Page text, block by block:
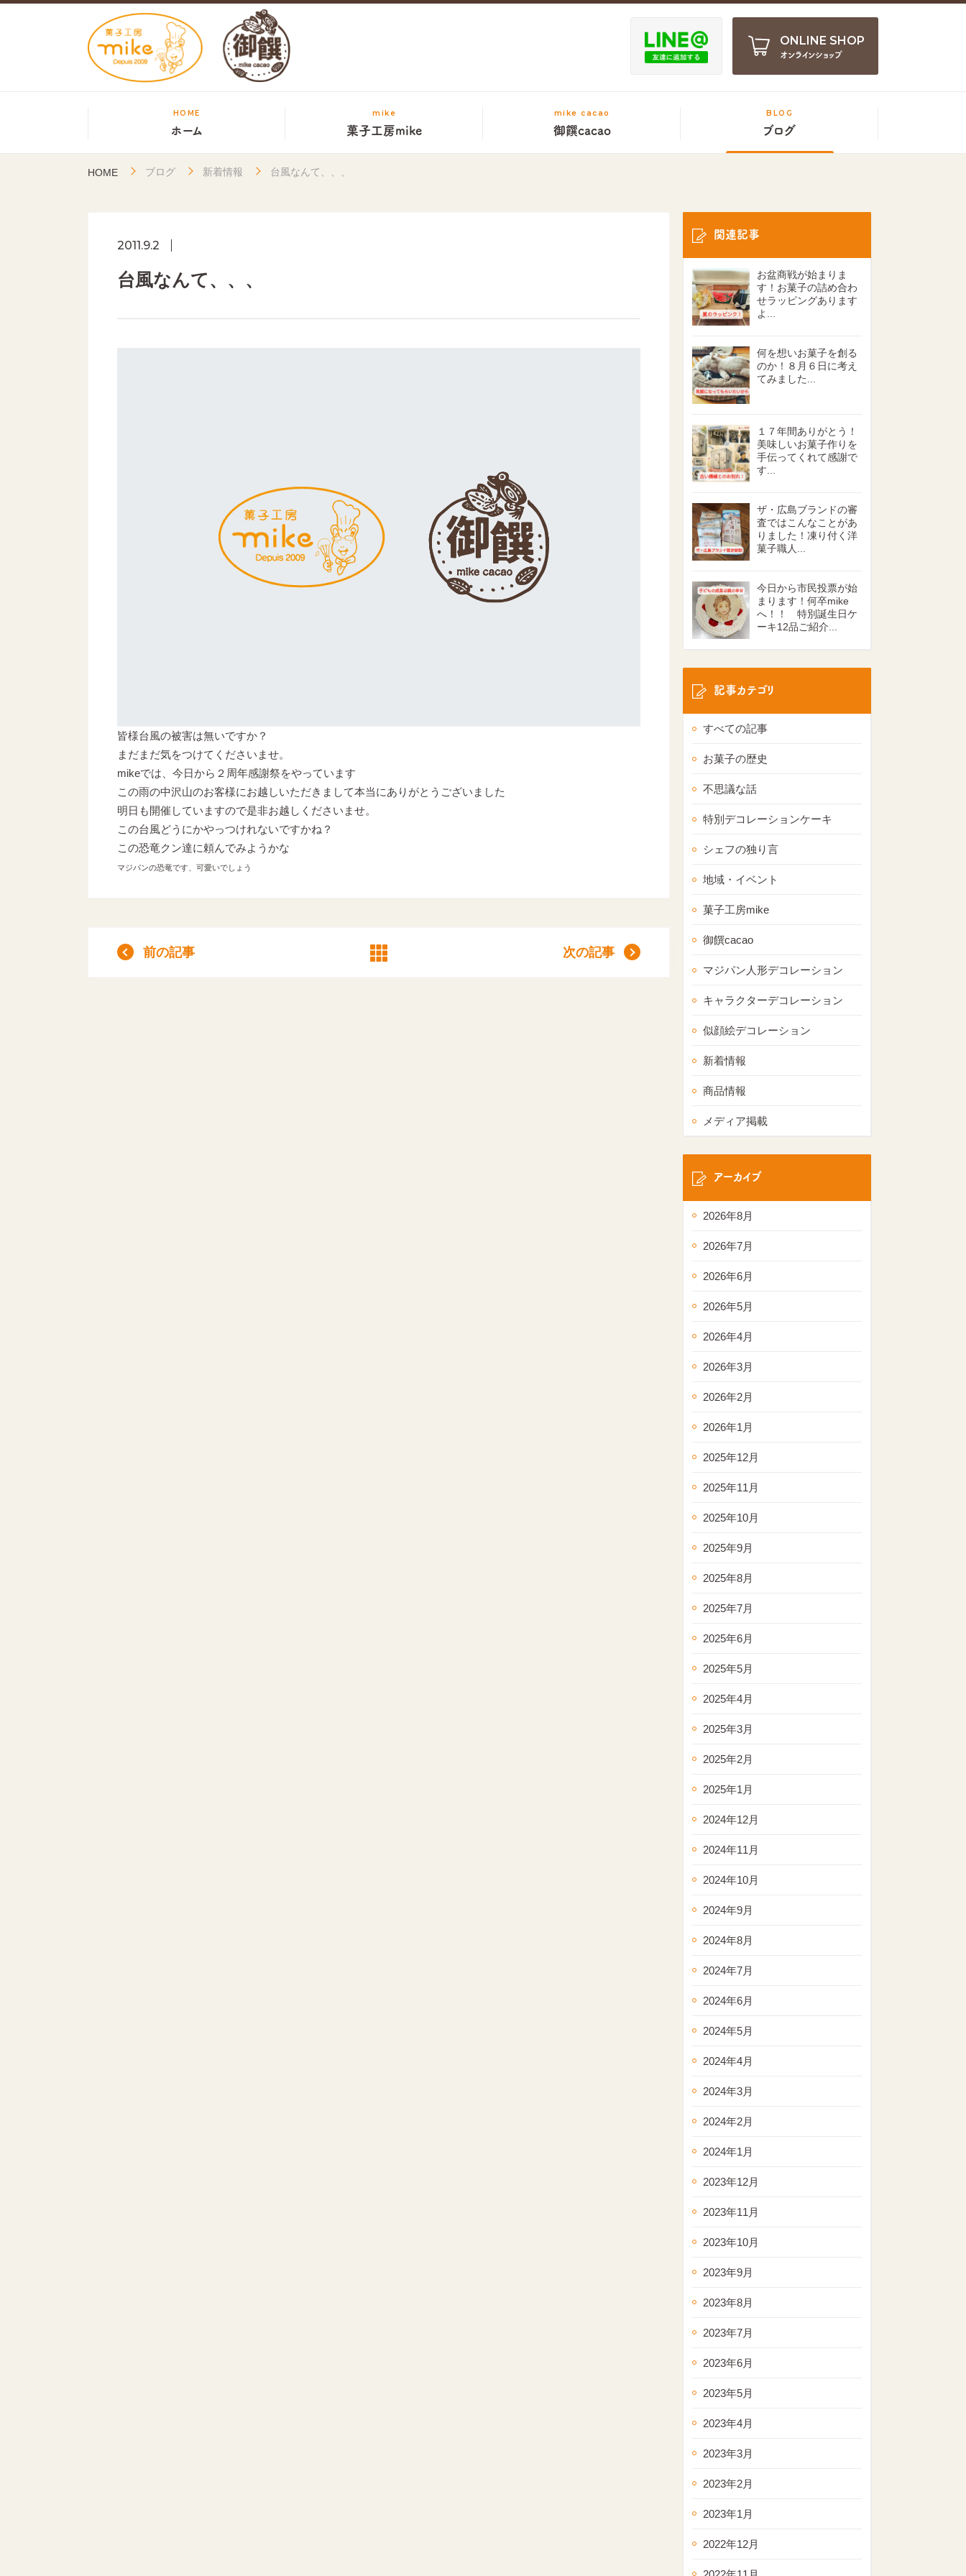
ONLINE SHOP
オンラインショップ
HOME
ホーム
mike
菓子工房mike
mike cacao
御饌cacao
BLOG
ブログ
HOME ブログ 新着情報 台風なんて、、、
2011.9.2
台風なんて、、、
皆様台風の被害は無いですか？
まだまだ気をつけてくださいませ。
mikeでは、今日から２周年感謝祭をやっています
この雨の中沢山のお客様にお越しいただきまして本当にありがとうございました
明日も開催していますので是非お越しくださいませ。
この台風どうにかやっつけれないですかね？
この恐竜クン達に頼んでみようかな
マジパンの恐竜です、可愛いでしょう
前の記事 次の記事
関連記事
お盆商戦が始まりま
す！お菓子の詰め合わ
せラッピングあります
よ...
何を想いお菓子を創る
のか！８月６日に考え
てみました...
１７年間ありがとう！
美味しいお菓子作りを
手伝ってくれて感謝で
す...
ザ・広島ブランドの審
査ではこんなことがあ
りました！凍り付く洋
菓子職人...
今日から市民投票が始
まります！何卒mike
へ！！ 特別誕生日ケ
ーキ12品ご紹介...
記事カテゴリ
すべての記事
お菓子の歴史
不思議な話
特別デコレーションケーキ
シェフの独り言
地域・イベント
菓子工房mike
御饌cacao
マジパン人形デコレーション
キャラクターデコレーション
似顔絵デコレーション
新着情報
商品情報
メディア掲載
アーカイブ
2026年8月
2026年7月
2026年6月
2026年5月
2026年4月
2026年3月
2026年2月
2026年1月
2025年12月
2025年11月
2025年10月
2025年9月
2025年8月
2025年7月
2025年6月
2025年5月
2025年4月
2025年3月
2025年2月
2025年1月
2024年12月
2024年11月
2024年10月
2024年9月
2024年8月
2024年7月
2024年6月
2024年5月
2024年4月
2024年3月
2024年2月
2024年1月
2023年12月
2023年11月
2023年10月
2023年9月
2023年8月
2023年7月
2023年6月
2023年5月
2023年4月
2023年3月
2023年2月
2023年1月
2022年12月